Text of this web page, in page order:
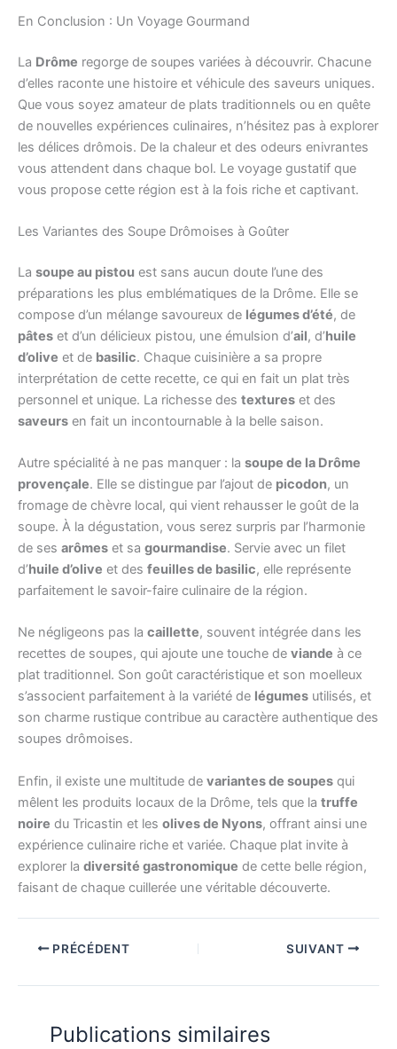
En Conclusion : Un Voyage Gourmand
La Drôme regorge de soupes variées à découvrir. Chacune
d’elles raconte une histoire et véhicule des saveurs uniques.
Que vous soyez amateur de plats traditionnels ou en quête
de nouvelles expériences culinaires, n’hésitez pas à explorer
les délices drômois. De la chaleur et des odeurs enivrantes
vous attendent dans chaque bol. Le voyage gustatif que
vous propose cette région est à la fois riche et captivant.
Les Variantes des Soupe Drômoises à Goûter
La soupe au pistou est sans aucun doute l’une des
préparations les plus emblématiques de la Drôme. Elle se
compose d’un mélange savoureux de légumes d’été, de
pâtes et d’un délicieux pistou, une émulsion d’ail, d’huile
d’olive et de basilic. Chaque cuisinière a sa propre
interprétation de cette recette, ce qui en fait un plat très
personnel et unique. La richesse des textures et des
saveurs en fait un incontournable à la belle saison.
Autre spécialité à ne pas manquer : la soupe de la Drôme
provençale. Elle se distingue par l’ajout de picodon, un
fromage de chèvre local, qui vient rehausser le goût de la
soupe. À la dégustation, vous serez surpris par l’harmonie
de ses arômes et sa gourmandise. Servie avec un filet
d’huile d’olive et des feuilles de basilic, elle représente
parfaitement le savoir-faire culinaire de la région.
Ne négligeons pas la caillette, souvent intégrée dans les
recettes de soupes, qui ajoute une touche de viande à ce
plat traditionnel. Son goût caractéristique et son moelleux
s’associent parfaitement à la variété de légumes utilisés, et
son charme rustique contribue au caractère authentique des
soupes drômoises.
Enfin, il existe une multitude de variantes de soupes qui
mêlent les produits locaux de la Drôme, tels que la truffe
noire du Tricastin et les olives de Nyons, offrant ainsi une
expérience culinaire riche et variée. Chaque plat invite à
explorer la diversité gastronomique de cette belle région,
faisant de chaque cuillerée une véritable découverte.
PRÉCÉDENT SUIVANT
Publications similaires